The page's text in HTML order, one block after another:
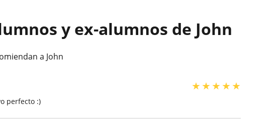
y ex-alumnos de John
a John
★★★★★
perfecto :)